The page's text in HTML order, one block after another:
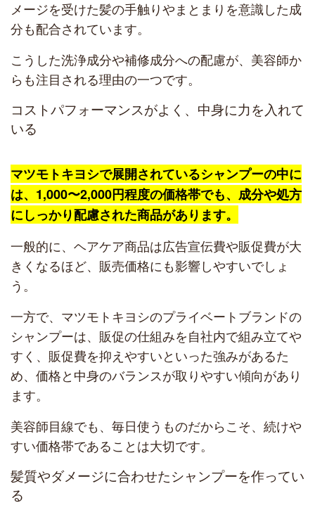
メージを受けた髪の手触りやまとまりを意識した成
分も配合されています。
こうした洗浄成分や補修成分への配慮が、美容師か
らも注目される理由の一つです。
コストパフォーマンスがよく、中身に力を入れて
いる
マツモトキヨシで展開されているシャンプーの中に
は、1,000〜2,000円程度の価格帯でも、成分や処方
にしっかり配慮された商品があります。
一般的に、ヘアケア商品は広告宣伝費や販促費が大
きくなるほど、販売価格にも影響しやすいでしょ
う。
一方で、マツモトキヨシのプライベートブランドの
シャンプーは、販促の仕組みを自社内で組み立てや
すく、販促費を抑えやすいといった強みがあるた
め、価格と中身のバランスが取りやすい傾向があり
ます。
美容師目線でも、毎日使うものだからこそ、続けや
すい価格帯であることは大切です。
髪質やダメージに合わせたシャンプーを作ってい
る